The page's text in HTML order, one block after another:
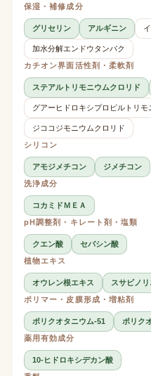
保湿・補修成分
グリセリン アルギニン
加水分解エンドウタンパク
カチオン界面活性剤・柔軟剤
ステアルトリモニウムクロリド
グアーヒドロキシプロピルトリモ
ジココジモニウムクロリド
シリコン
アモジメチコン
ジメチコン
洗浄成分
コカミドＭＥＡ
pH調整剤・キレート剤・塩類
クエン酸
セバシン酸
植物エキス
オウレン根エキス スサビノリ
ポリマー・皮膜形成・増粘剤
ポリクオタニウム-51
ポリク
薬用有効成分
10-ヒドロキシデカン酸